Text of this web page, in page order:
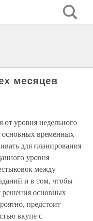
месяцев
от уровня недельного
основных временных
для планирования
уровня
между
и в том, чтобы
основных
предстоит
вкупе с